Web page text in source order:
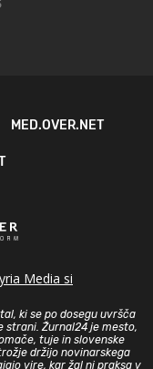
MED.OVER.NET
Media si
ki se po dosegu uvršča
strani. Žurnal24 je mesto,
tuje in slovenske
držijo novinarskega
vire, kar žal ni praksa v